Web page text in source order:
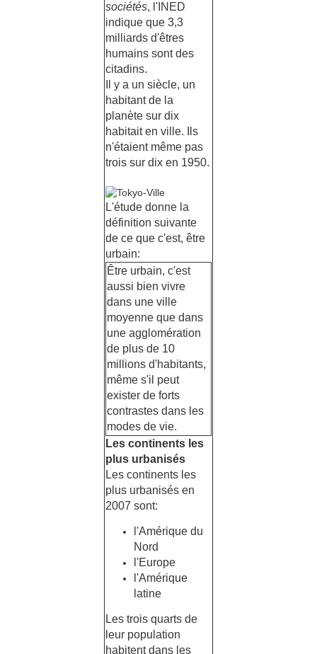
sociétés, l'INED
indique que 3,3
milliards d'êtres
humains sont des
citadins.
Il y a un siècle, un
habitant de la
planète sur dix
habitait en ville. Ils
n'étaient même pas
trois sur dix en 1950.
L'étude donne la
définition suivante
de ce que c'est, être
urbain:
Être urbain, c'est
aussi bien vivre
dans une ville
moyenne que dans
une agglomération
de plus de 10
millions d'habitants,
même s'il peut
exister de forts
contrastes dans les
modes de vie.
Les continents les
plus urbanisés
Les continents les
plus urbanisés en
2007 sont:
l'Amérique du
Nord
l'Europe
l'Amérique
latine
Les trois quarts de
leur population
habitent dans les